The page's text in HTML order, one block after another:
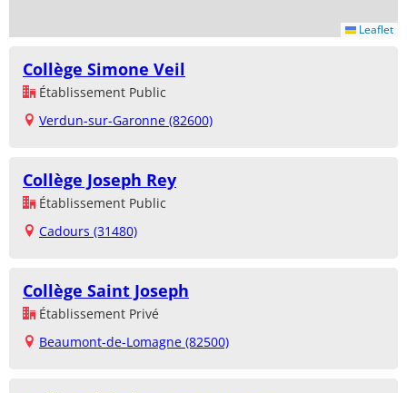
Leaflet
Collège Simone Veil
Établissement Public
Verdun-sur-Garonne (82600)
Collège Joseph Rey
Établissement Public
Cadours (31480)
Collège Saint Joseph
Établissement Privé
Beaumont-de-Lomagne (82500)